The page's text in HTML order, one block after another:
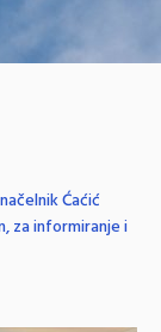
Ćaćić
za informiranje i